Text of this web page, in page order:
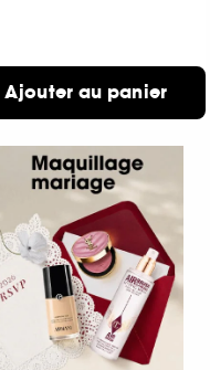
Ajouter au panier